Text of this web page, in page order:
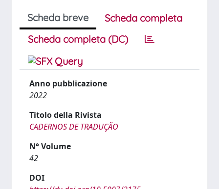
Scheda breve
Scheda completa
Scheda completa (DC)
Anno pubblicazione
2022
Titolo della Rivista
CADERNOS DE TRADUÇÃO
N° Volume
42
DOI